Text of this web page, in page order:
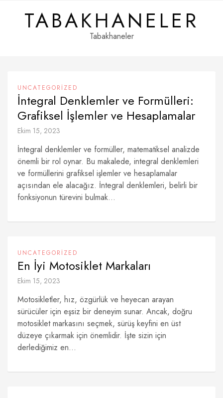
TABAKHANELER
Tabakhaneler
UNCATEGORIZED
İntegral Denklemler ve Formülleri:
Grafiksel İşlemler ve Hesaplamalar
Ekim 15, 2023
İntegral denklemler ve formüller, matematiksel analizde
önemli bir rol oynar. Bu makalede, integral denklemleri
ve formüllerini grafiksel işlemler ve hesaplamalar
açısından ele alacağız. İntegral denklemleri, belirli bir
fonksiyonun türevini bulmak...
UNCATEGORIZED
En İyi Motosiklet Markaları
Ekim 15, 2023
Motosikletler, hız, özgürlük ve heyecan arayan
sürücüler için eşsiz bir deneyim sunar. Ancak, doğru
motosiklet markasını seçmek, sürüş keyfini en üst
düzeye çıkarmak için önemlidir. İşte sizin için
derlediğimiz en...